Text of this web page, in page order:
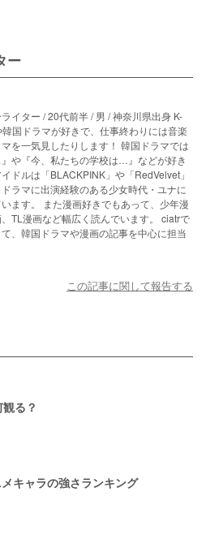
ー
イター / 20代前半 / 男 / 神奈川県出身 K-
国ドラマが好きで、仕事終わりには音楽
を一気見したりします！ 韓国ドラマでは
』や『今、私たちの学校は…』などが好き
ドルは「BLACKPINK」や「RedVelvet」
ラマに出演経験のある少女時代・ユナに
ます。 また漫画好きでもあって、少年漫
TL漫画など幅広く読んでいます。 ciatrで
、韓国ドラマや漫画の記事を中心に担当
この記事に関して報告する
る？
キャラの強さランキング